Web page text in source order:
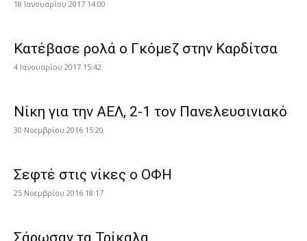
18 Ιανουαρίου 2017 14:00
Κατέβασε ρολά ο Γκόμεζ στην Καρδίτσα
4 Ιανουαρίου 2017 15:42
Νίκη για την ΑΕΛ, 2-1 τον Πανελευσινιακό
30 Νοεμβρίου 2016 15:20
Σεφτέ στις νίκες ο ΟΦΗ
25 Νοεμβρίου 2016 18:17
Σάρωσαν τα Τρίκαλα